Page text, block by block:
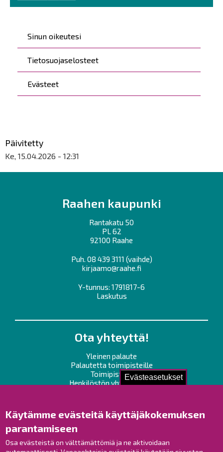
Evästeasetukset
Käytämme evästeitä käyttäjäkokemuksen
parantamiseen
Osa evästeistä on välttämättömiä ja ne aktivoidaan
Päävalikko
Sinun oikeutesi
Tietosuojaselosteet
Evästeet
Päivitetty
Ke, 15.04.2026 - 12:31
Raahen kaupunki
Rantakatu 50
PL 62
92100 Raahe
Puh. 08 439 3111 (vaihde)
kirjaamo@raahe.fi
Y-tunnus: 1791817-6
Laskutus
Ota yhteyttä!
Yleinen palaute
Palautetta toimipisteille
Toimipisteet
Henkilöstön yhteystiedot
Raahe Facebookissa
Raahe Instagramissa
Raahe LinkedInissä